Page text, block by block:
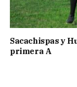
Sacachispas y
primera A